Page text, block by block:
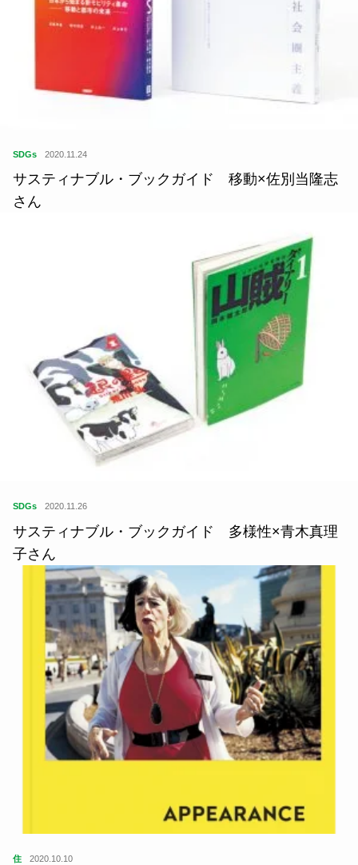
SDGs 2020.11.24
サスティナブル・ブックガイド 移動×佐別当隆志
さん
SDGs 2020.11.26
サスティナブル・ブックガイド 多様性×青木真理
子さん
住 2020.10.10